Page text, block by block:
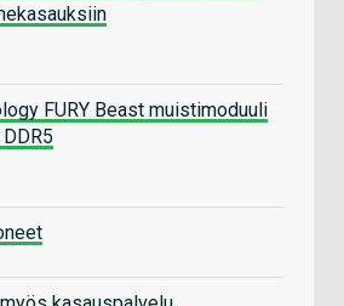
FURY Beast muistimoduuli